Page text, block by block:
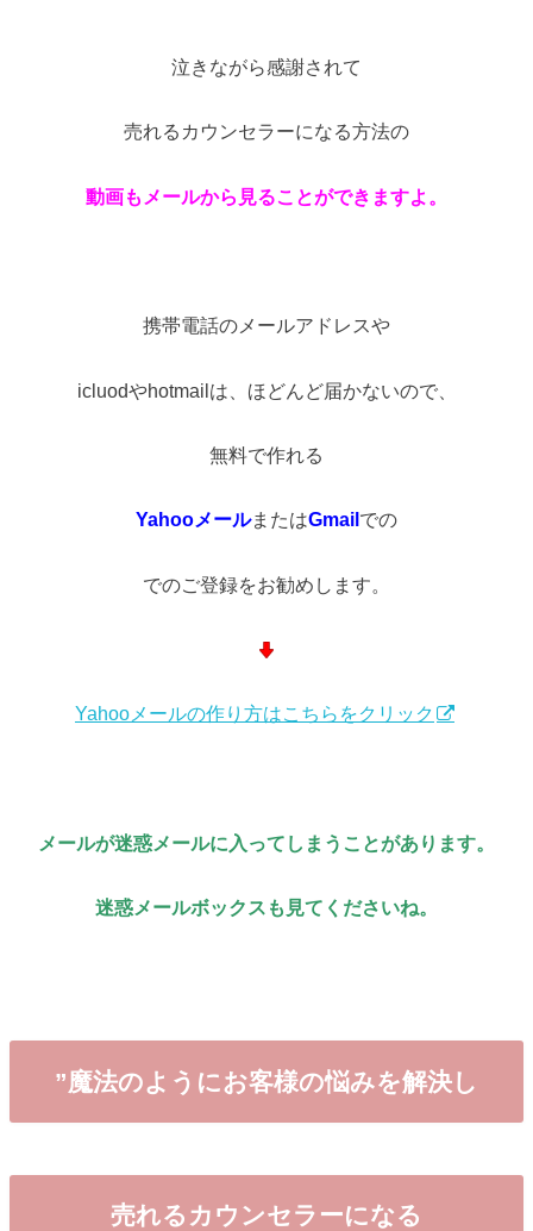
泣きながら感謝されて
売れるカウンセラーになる方法の
動画もメールから見ることができますよ。
携帯電話のメールアドレスや
icluodやhotmailは、ほどんど届かないので、
無料で作れる
YahooメールまたはGmailでの
でのご登録をお勧めします。
Yahooメールの作り方はこちらをクリック
メールが迷惑メールに入ってしまうことがあります。
迷惑メールボックスも見てくださいね。
”魔法のようにお客様の悩みを解決し
売れるカウンセラーになる